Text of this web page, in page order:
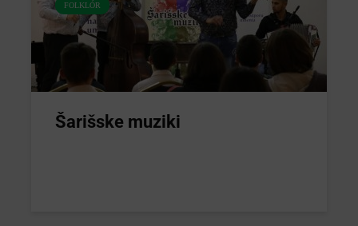
FOLKLÓR
Šarišske muziki